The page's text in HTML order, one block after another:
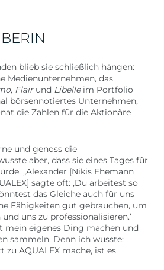
blieb sie schließlich hängen:
Medienunternehmen, das
Flairund Libelleim Portfolio
börsennotiertes Unternehmen,
die Zahlen für die Aktionäre
und genoss die
aber, dass sie eines Tages für
„Alexander [Nikis Ehemann
sagte oft: ‚Du arbeitest so
das Gleiche auch für uns
Fähigkeiten gut gebrauchen, um
uns zu professionalisieren.‘
mein eigenes Ding machen und
sammeln. Denn ich wusste:
zu AQUALEX mache, ist es